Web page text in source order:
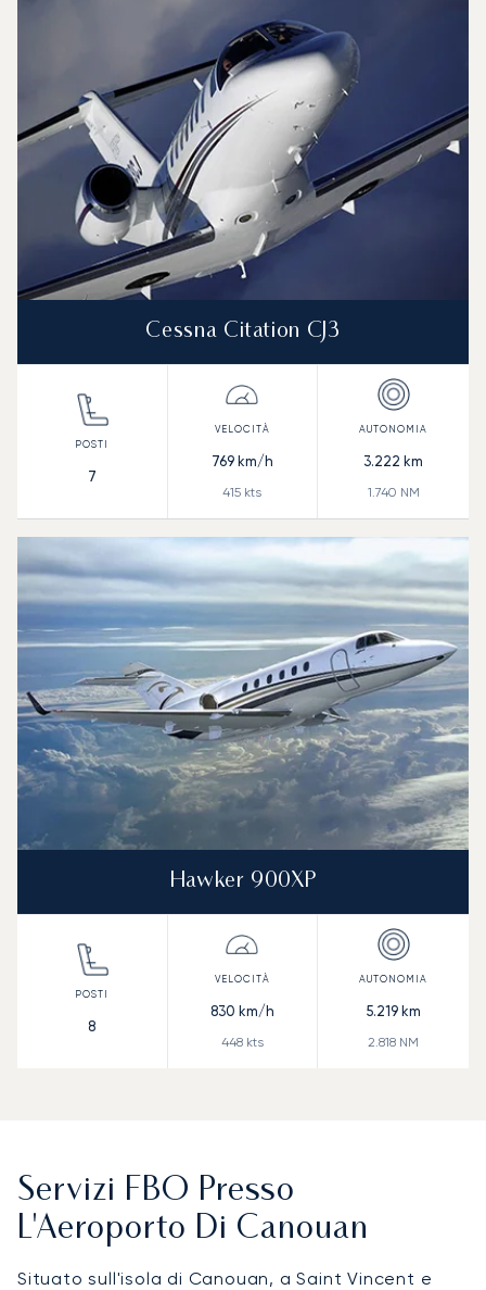
Cessna Citation CJ3
7
769km/h
415 kts
3.222 km
1.740 NM
Hawker 900XP
8
830 km/h
448kts
5.219km
2.818 NM
Servizi FBO Presso
L'Aeroporto Di Canouan
Situato sull'isola di Canouan, a Saint Vincent e